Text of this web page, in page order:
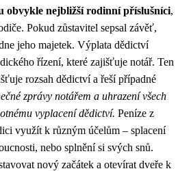
obvykle nejbližší rodinní příslušníci,
Pokud zůstavitel sepsal závěť,
jeho majetek. Výplata dědictví
řízení, které zajišťuje notář. Ten
rozsah dědictví a řeší případné
zprávy notářem a uhrazení všech
vyplacení dědictví. Peníze z
využít k různým účelům – splacení
nebo splnění si svých snů.
nový začátek a otevírat dveře k